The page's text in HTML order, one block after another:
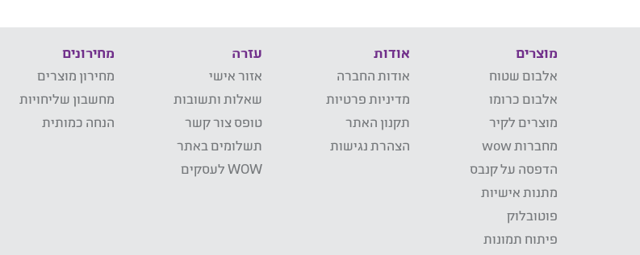
מוצרים
אלבום שטוח
אלבום כרומו
מוצרים לקיר
מחברות wow
הדפסה על קנבס
מתנות אישיות
פוטובלוק
פיתוח תמונות
אודות
אודות החברה
מדיניות פרטיות
תקנון האתר
הצהרת נגישות
עזרה
אזור אישי
שאלות ותשובות
טופס צור קשר
תשלומים באתר
WOW לעסקים
מחירונים
מחירון מוצרים
מחשבון שליחויות
הנחה כמותית